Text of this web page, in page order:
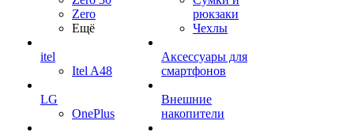
Zero
Ещё
itel
Itel A48
LG
OnePlus
рюкзаки
Чехлы
Аксессуары для
смартфонов
Внешние
накопители